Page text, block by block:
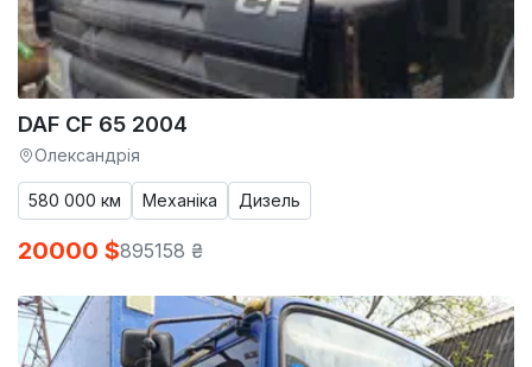
DAF CF 65 2004
Олександрія
580 000 км Механіка Дизель
20000 $895158 ₴